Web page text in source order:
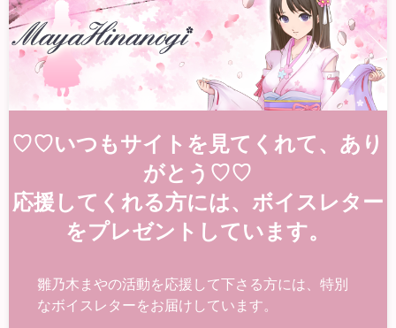
♡♡いつもサイトを見てくれて、あり
がとう♡♡
応援してくれる方には、ボイスレター
をプレゼントしています。
雛乃木まやの活動を応援して下さる方には、特別
なボイスレターをお届けしています。